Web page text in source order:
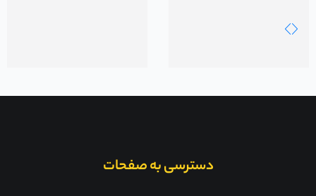
دسترسی به صفحات